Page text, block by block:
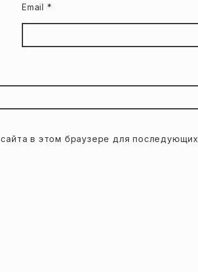
Email *
в этом браузере для последующих